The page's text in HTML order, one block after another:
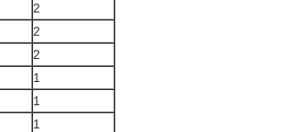
2
2
2
1
1
1